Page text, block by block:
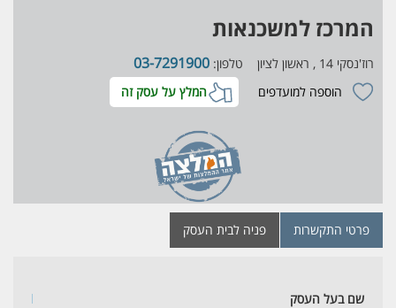
המרכז למשכנאות
רוז'נסקי 14 , ראשון לציון טלפון: 03-7291900
הוספה למועדפים המלץ על עסק זה
פרטי התקשרות פניה לבית העסק
שם בעל העסק